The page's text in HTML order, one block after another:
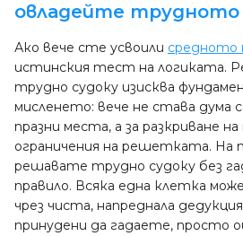
овладейте трудното
Ако вече сте усвоили средното
истинския тест на логиката.
трудно судоку изисква
мисленето: вече не става дума
празни места, а за разкриване
ограничения на решетката. На
решавате трудно судоку без
правило. Всяка една клетка
чрез чиста, напреднала
принудени да гадаете, просто